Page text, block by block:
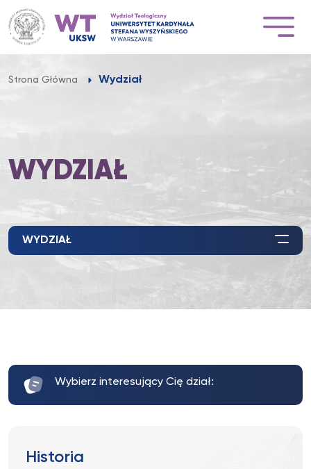
Przejdź
do
treści
Strona Główna Wydział
WYDZIAŁ
WYDZIAŁ
Wybierz interesujący Cię dział:
Historia